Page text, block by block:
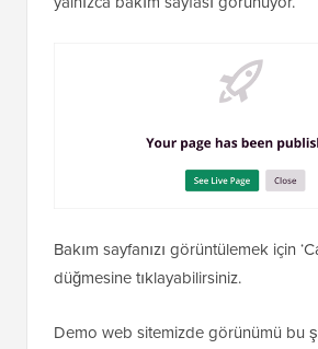
Sayfanızın yayınlandığına dair bir
Web siteniz artık Google'dan ve
yalnızca bakım sayfası görünüyor.